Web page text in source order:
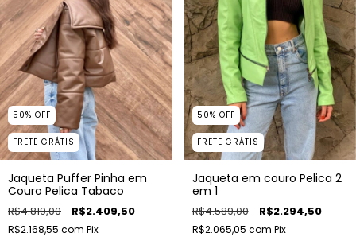
50% OFF
FRETE GRÁTIS
Jaqueta Puffer Pinha em
Couro Pelica Tabaco
R$4.819,00 R$2.409,50
R$2.168,55 com Pix
50% OFF
FRETE GRÁTIS
Jaqueta em couro Pelica 2
em 1
R$4.589,00 R$2.294,50
R$2.065,05 com Pix